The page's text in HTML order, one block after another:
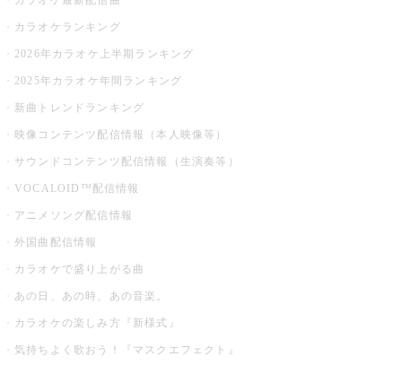
カラオケランキング
2026年カラオケ上半期ランキング
2025年カラオケ年間ランキング
新曲トレンドランキング
映像コンテンツ配信情報（本人映像等）
サウンドコンテンツ配信情報（生演奏等）
VOCALOID™配信情報
アニメソング配信情報
外国曲配信情報
カラオケで盛り上がる曲
あの日、あの時、あの音楽。
カラオケの楽しみ方『新様式』
気持ちよく歌おう！『マスクエフェクト』